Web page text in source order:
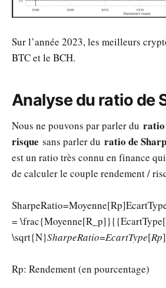
Sur l’année 2023, les meilleurs
BTC et le BCH.
Analyse du ratio de
Nous ne pouvons par parler du ratio
risque sans parler du ratio de
est un ratio très connu en finance
de calculer le couple rendement /
=
\sqrt{N}SharpeRatio=EcartType[Rp​]
Rp: Rendement (en pourcentage)